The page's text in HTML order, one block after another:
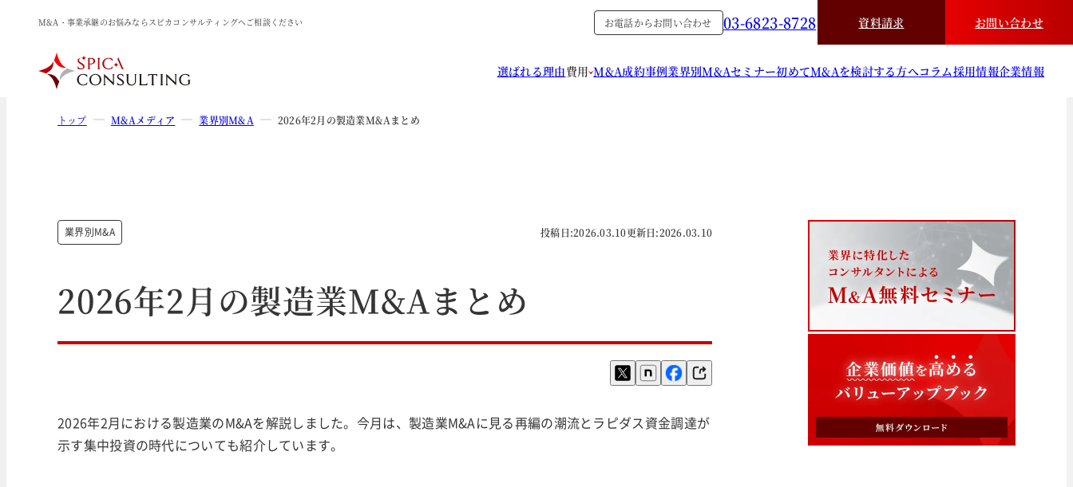
M&A・事業承継のお悩みならスピカコンサルティングへご相談ください お電話からお問い合わせ 03-6823-8728 資料請求 お問い合わせ
選ばれる理由費用 M&A成約事例業界別M&Aセミナー初めてM&Aを検討する方へコラム採用情報企業情報
トップ M&Aメディア 業界別M&A 2026年2月の製造業M&Aまとめ
業界別M&A 投稿日:2026.03.10更新日:2026.03.10
2026年2月の製造業M&Aまとめ
2026年2月における製造業のM&Aを解説しました。今月は、製造業M&Aに見る再編の潮流とラピダス資金調達が
示す集中投資の時代についても紹介しています。